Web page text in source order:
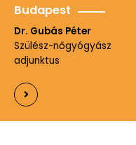
Budapest
Dr. Gubás Péter
Szülész-nőgyógyász
adjunktus